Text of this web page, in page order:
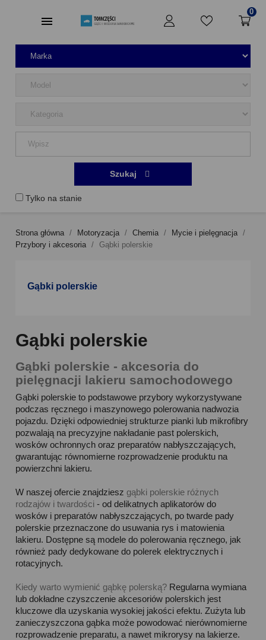
0
Tylko na stanie
Szukaj
Strona główna Motoryzacja Chemia
Mycie i pielęgnacja
Przybory i akcesoria
Gąbki polerskie
Gąbki polerskie
Gąbki polerskie
Gąbki polerskie - akcesoria do
pielęgnacji lakieru samochodowego
Gąbki polerskie to podstawowe przybory wykorzystywane
podczas ręcznego i maszynowego polerowania nadwozia
pojazdu. Dzięki odpowiedniej strukturze pianki lub mikrofibry
pozwalają na precyzyjne nakładanie past polerskich,
wosków ochronnych oraz preparatów nabłyszczających,
gwarantując równomierne rozprowadzenie produktu na
powierzchni lakieru.
W naszej ofercie znajdzieszgąbki polerskie różnych
rodzajów i twardości - od delikatnych aplikatorów do
wosków i preparatów nabłyszczających, po twarde pady
polerskie przeznaczone do usuwania rys i matowienia
lakieru. Dostępne są modele do polerowania ręcznego, jak
również pady dedykowane do polerek elektrycznych i
rotacyjnych.
Kiedy warto wymienić gąbkę polerską? Regularna wymiana
lub dokładne czyszczenie akcesoriów polerskich jest
kluczowe dla uzyskania wysokiej jakości efektu. Zużyta lub
zanieczyszczona gąbka może powodować nierównomierne
rozprowadzenie preparatu, a nawet mikrorysy na lakierze.